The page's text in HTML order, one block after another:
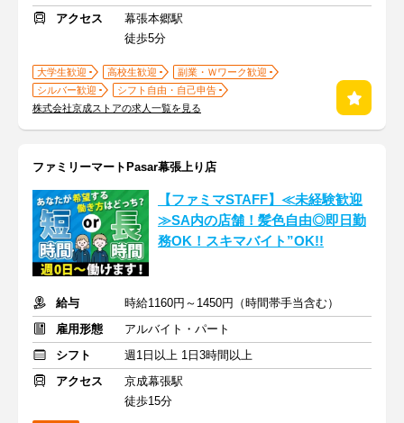
アクセス
幕張本郷駅
徒歩5分
大学生歓迎 高校生歓迎
副業・Ｗワーク歓迎
シルバー歓迎
シフト自由・自己申告
株式会社京成ストアの求人一覧を見る
ファミリーマートPasar幕張上り店
【ファミマSTAFF】≪未経験歓迎
≫SA内の店舗！髪色自由◎即日勤
務OK！スキマバイト”OK!!
給与
時給1160円～1450円（時間帯手当含む）
雇用形態
アルバイト・パート
シフト
週1日以上 1日3時間以上
アクセス
京成幕張駅
徒歩15分